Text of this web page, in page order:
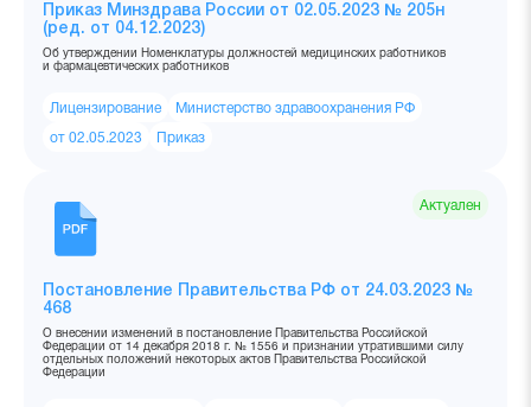
Приказ Минздрава России от 02.05.2023 № 205н
(ред. от 04.12.2023)
Об утверждении Номенклатуры должностей медицинских работников
и фармацевтических работников
Лицензирование Министерство здравоохранения РФ
от 02.05.2023 Приказ
Актуален
Постановление Правительства РФ от 24.03.2023 №
468
О внесении изменений в постановление Правительства Российской
Федерации от 14 декабря 2018 г. № 1556 и признании утратившими силу
отдельных положений некоторых актов Правительства Российской
Федерации